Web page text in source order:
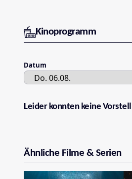
Kinoprogramm
Datum
Leider konnten keine
Ähnliche Filme & Serien